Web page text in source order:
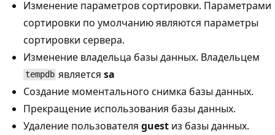
Изменение параметров сортировки. Параметрами
сортировки по умолчанию являются параметры
сортировки сервера.
Изменение владельца базы данных. Владельцем
tempdb являетсяsa
Создание моментального снимка базы данных.
Прекращение использования базы данных.
Удаление пользователя guest из базы данных.